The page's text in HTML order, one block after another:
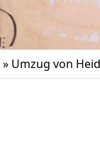
» Umzug von